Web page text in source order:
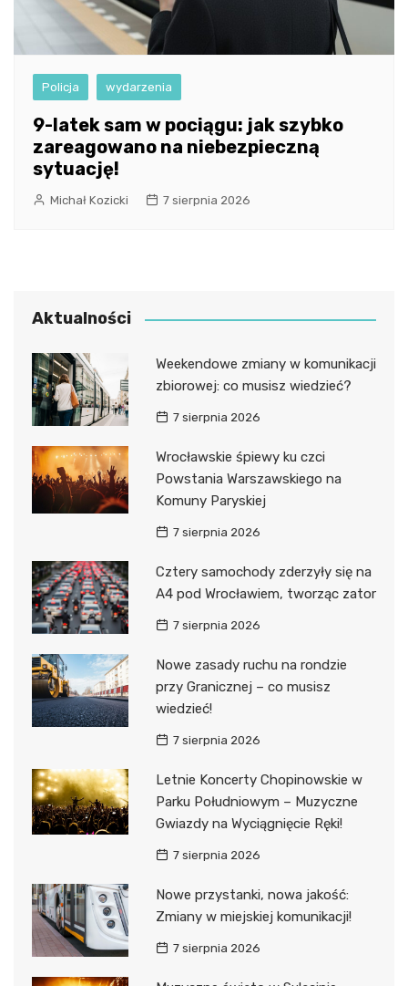
Policja wydarzenia
9-latek sam w pociągu: jak szybko
zareagowano na niebezpieczną
sytuację!
Michał Kozicki 7 sierpnia 2026
Aktualności
Weekendowe zmiany w komunikacji
zbiorowej: co musisz wiedzieć?
7 sierpnia 2026
Wrocławskie śpiewy ku czci
Powstania Warszawskiego na
Komuny Paryskiej
7 sierpnia 2026
Cztery samochody zderzyły się na
A4 pod Wrocławiem, tworząc zator
7 sierpnia 2026
Nowe zasady ruchu na rondzie
przy Granicznej – co musisz
wiedzieć!
7 sierpnia 2026
Letnie Koncerty Chopinowskie w
Parku Południowym – Muzyczne
Gwiazdy na Wyciągnięcie Ręki!
7 sierpnia 2026
Nowe przystanki, nowa jakość:
Zmiany w miejskiej komunikacji!
7 sierpnia 2026